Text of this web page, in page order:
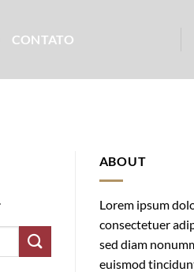
CONTATO
ABOUT
Lorem ipsum
consectetuer
sed diam
euismod